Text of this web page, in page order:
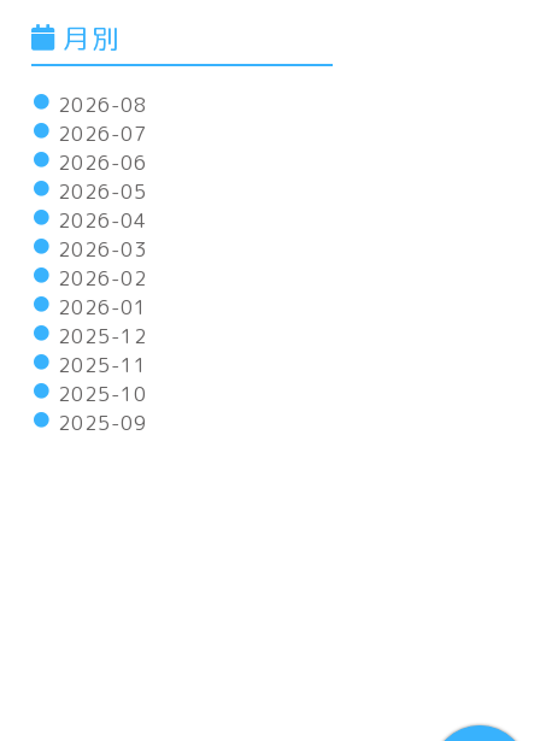
月別
2026-08
2026-07
2026-06
2026-05
2026-04
2026-03
2026-02
2026-01
2025-12
2025-11
2025-10
2025-09